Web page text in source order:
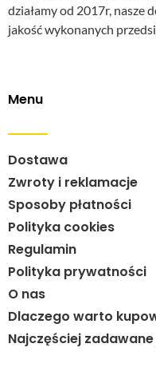
działamy od 2017r, nasze
jakość wykonanych
Menu
Dostawa
Zwroty i reklamacje
Sposoby płatności
Polityka cookies
Regulamin
Polityka prywatności
O nas
Dlaczego warto
Najczęściej